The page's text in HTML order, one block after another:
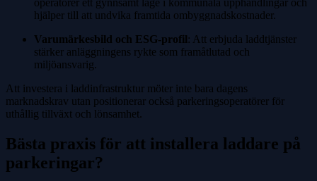
hjälper till att undvika framtida ombyggnadskostnader.
Varumärkesbild och ESG-profil: Att erbjuda laddtjänster
stärker anläggningens rykte som framåtlutad och
miljöansvarig.
Att investera i laddinfrastruktur möter inte bara dagens
marknadskrav utan positionerar också parkeringsoperatörer för
uthållig tillväxt och lönsamhet.
Bästa praxis för att installera laddare på
parkeringar?